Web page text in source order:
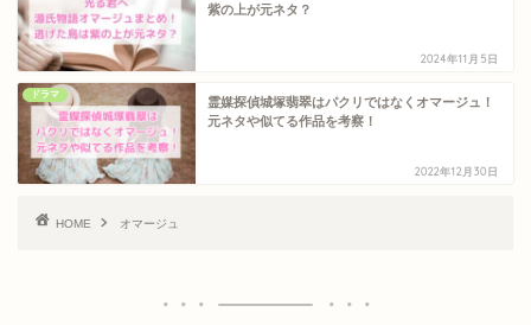
紫の上が元ネタ？
2024年11月5日
ドラマ
霊媒探偵城塚翡翠はパクリではなくオマージュ！
元ネタや似てる作品を考察！
2022年12月30日
HOME オマージュ